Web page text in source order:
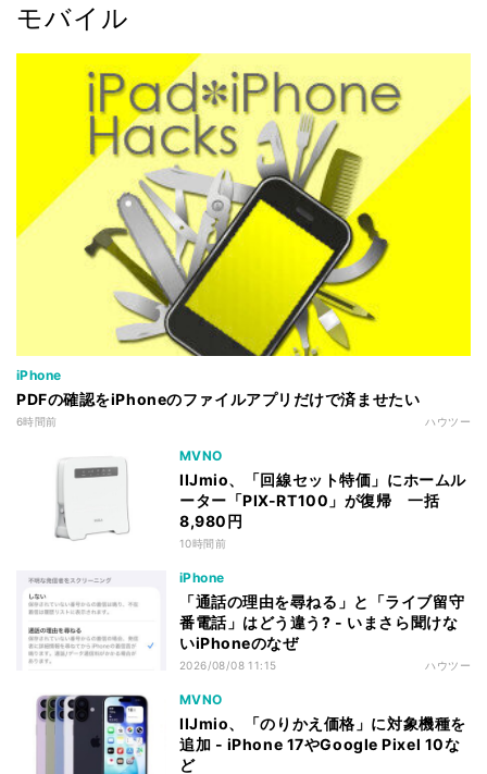
モバイル
iPhone
PDFの確認をiPhoneのファイルアプリだけで済ませたい
6時間前 ハウツー
MVNO
IIJmio、「回線セット特価」にホームル
ーター「PIX-RT100」が復帰 一括
8,980円
10時間前
iPhone
「通話の理由を尋ねる」と「ライブ留守
番電話」はどう違う? - いまさら聞けな
いiPhoneのなぜ
2026/08/08 11:15 ハウツー
MVNO
IIJmio、「のりかえ価格」に対象機種を
追加 - iPhone 17やGoogle Pixel 10な
ど